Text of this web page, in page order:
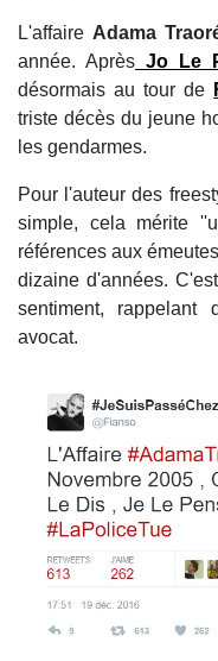
L'affaire Adama
année. Après Jo Le
désormais au tour de
triste décès du jeune
les gendarmes.
Pour l'auteur des
simple, cela mérite
références aux
dizaine d'années.
sentiment,
avocat.